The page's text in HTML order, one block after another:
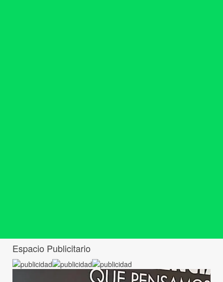
Espacio Publicitario